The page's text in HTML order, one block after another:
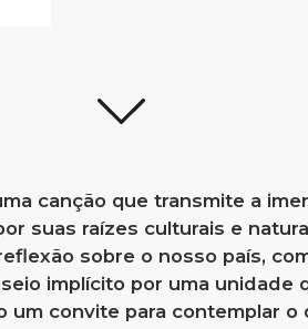
canção que transmite a
suas raízes culturais e
sobre o nosso país,
implícito por uma unidade
um convite para contemplar